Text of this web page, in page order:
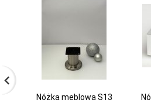
Nóżka meblowa S13